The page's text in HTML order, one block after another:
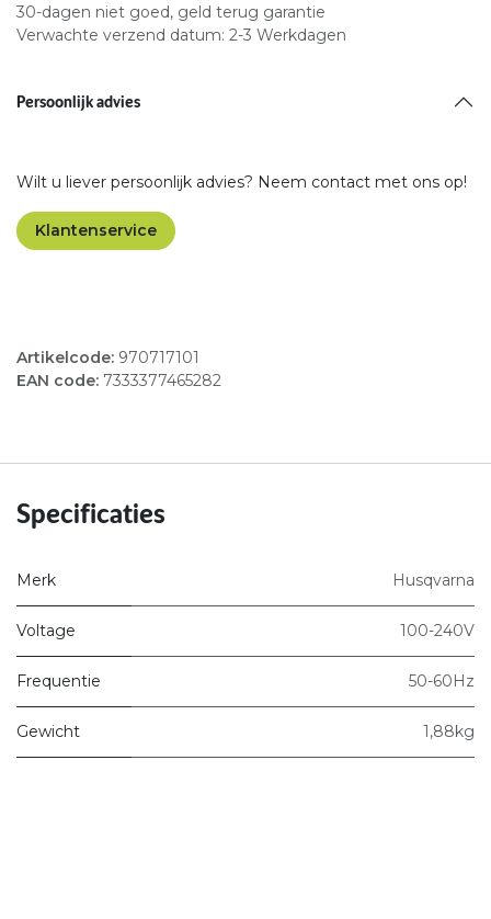
30-dagen niet goed, geld terug garantie
Verwachte verzend datum: 2-3 Werkdagen
Persoonlijk advies
Wilt u liever persoonlijk advies? Neem contact met ons op!
Klantenservice
Artikelcode: 970717101
EAN code: 7333377465282
Specificaties
Merk Husqvarna
Voltage 100-240V
Frequentie 50-60Hz
Gewicht 1,88kg